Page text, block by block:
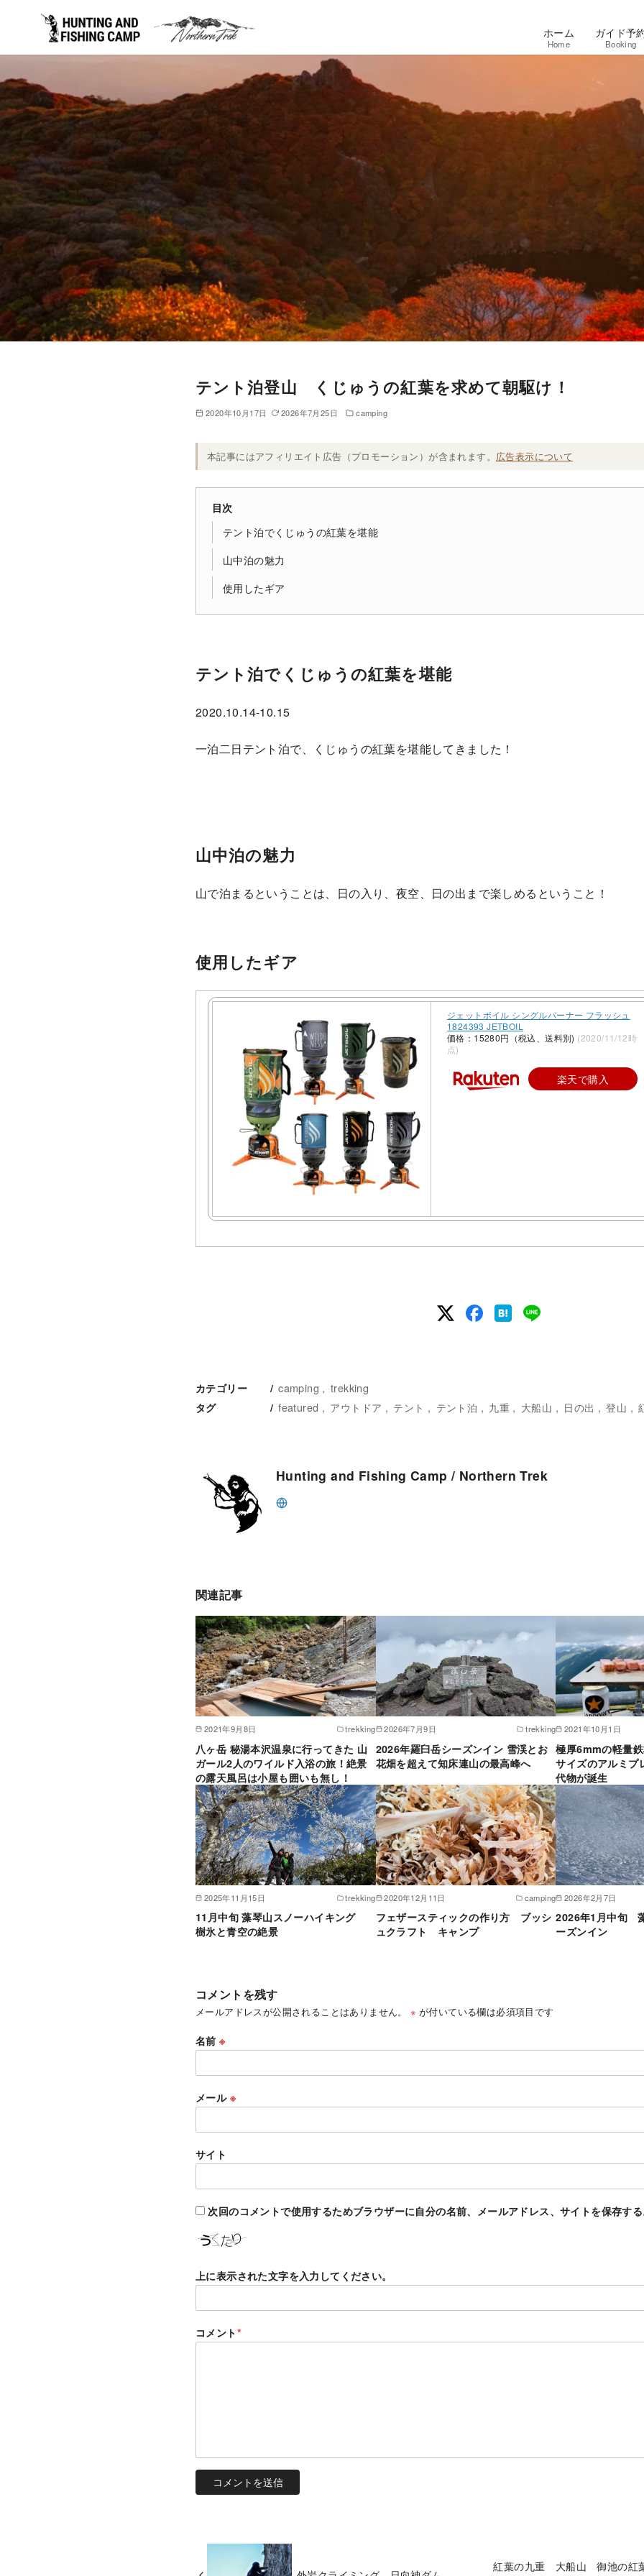
ン
テ
ン
ツ
へ
移
動
ホーム
Home
ガイド予
Booking
テント泊登山 くじゅうの紅葉を求めて朝駆け！
2020年10月17日 2026年7月25日 camping
本記事にはアフィリエイト広告（プロモーション）が含まれます。 広告表示について
目次
テント泊でくじゅうの紅葉を堪能
山中泊の魅力
使用したギア
テント泊でくじゅうの紅葉を堪能
2020.10.14-10.15
一泊二日テント泊で、くじゅうの紅葉を堪能してきました！
山中泊の魅力
山で泊まるということは、日の入り、夜空、日の出まで楽しめるということ！
使用したギア
ジェットボイル シングルバーナー フラッシュ
1824393 JETBOIL
価格：15280円（税込、送料別) (2020/11/12時
点)
楽天で購入
カテゴリー camping trekking
タグ featured アウトドア テント テント泊 九重 大船山 日の出 登山
Hunting and Fishing Camp / Northern Trek
関連記事
2021年9月8日 trekking
八ヶ岳 秘湯本沢温泉に行ってきた 山
ガール2人のワイルド入浴の旅！絶景
の露天風呂は小屋も囲いも無し！
2026年7月9日 trekking
2026年羅臼岳シーズンイン 雪渓とお
花畑を超えて知床連山の最高峰へ
2021年10月1日
極厚6mmの軽量
サイズのアルミプ
代物が誕生
2025年11月15日 trekking
11月中旬 藻琴山スノーハイキング
樹氷と青空の絶景
2020年12月11日 camping
フェザースティックの作り方 ブッシ
ュクラフト キャンプ
2026年2月7日
2026年1月中旬
ーズンイン
コメントを残す
メールアドレスが公開されることはありません。 ※ が付いている欄は必須項目です
名前※
メール ※
サイト
次回のコメントで使用するためブラウザーに自分の名前、メールアドレス、サイトを保存す
上に表示された文字を入力してください。
コメント*
紅葉の九重 大船山 御池の紅